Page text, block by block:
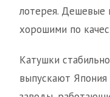
лотерея. Дешевые
хорошими по
Катушки
выпускают